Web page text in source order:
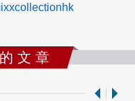
文 章